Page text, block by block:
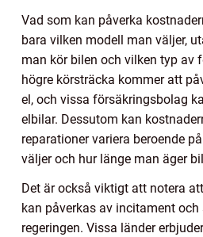
Vad som kan påverka
bara vilken modell man väljer,
man kör bilen och vilken typ av
högre körsträcka kommer att
el, och vissa försäkringsbolag
elbilar. Dessutom kan
reparationer variera beroende
väljer och hur länge man äger
Det är också viktigt att notera
kan påverkas av incitament
regeringen. Vissa länder